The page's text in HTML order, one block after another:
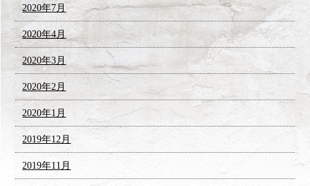
2020年7月
2020年4月
2020年3月
2020年2月
2020年1月
2019年12月
2019年11月